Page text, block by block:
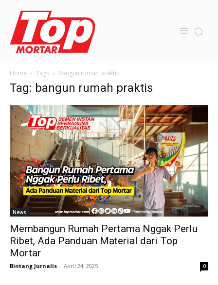
Home Tags Bangun rumah praktis
Tag: bangun rumah praktis
News
Membangun Rumah Pertama Nggak Perlu
Ribet, Ada Panduan Material dari Top
Mortar
Bintang Jurnalis - April 24, 2025 0